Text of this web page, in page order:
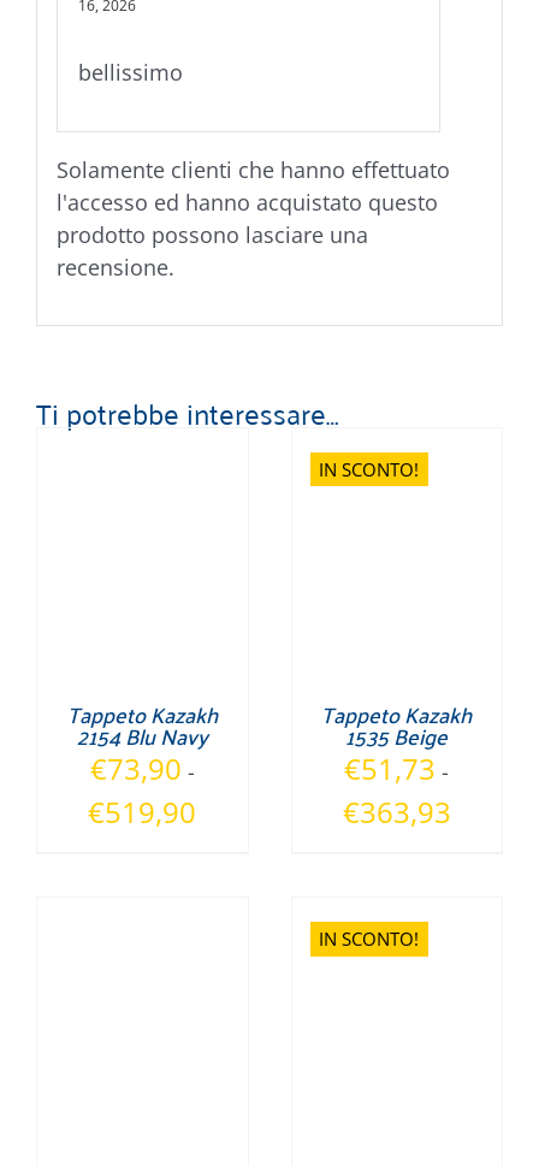
16, 2026
bellissimo
Solamente clienti che hanno effettuato
l'accesso ed hanno acquistato questo
prodotto possono lasciare una
recensione.
Ti potrebbe interessare…
Tappeto Kazakh
2154 Blu Navy
€73,90 -
€519,90
IN SCONTO!
Tappeto Kazakh
1535 Beige
€51,73 -
€363,93
IN SCONTO!